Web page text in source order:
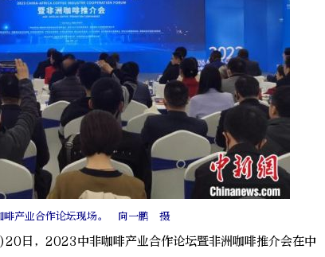
啡产业合作论坛现场。 向一鹏 摄
，2023中非咖啡产业合作论坛暨非洲咖啡推介会在中